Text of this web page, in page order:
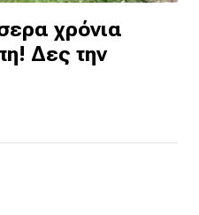
χρόνια
Δες την